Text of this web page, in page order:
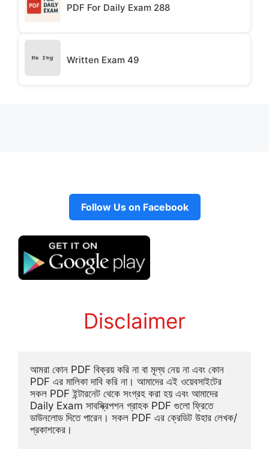
PDF For Daily Exam 288
Written Exam 49
Follow Us on Facebook
Disclaimer
আমরা কোন PDF বিক্রয় করি না বা মূল্য নেয় না এবং কোন
PDF এর মালিকা দাবি করি না। আমাদের এই ওয়েবসাইটের
সকল PDF ইন্টারনেট থেকে সংগ্রহ করা হয় এবং আমাদের
Daily Exam সাবস্ক্রিপশন গ্রাহক PDF গুলো ফ্রিতে
ডাউনলোড দিতে পারেন। সকল PDF এর ক্রেডিট উহার লেখক/
প্রকাশকের।